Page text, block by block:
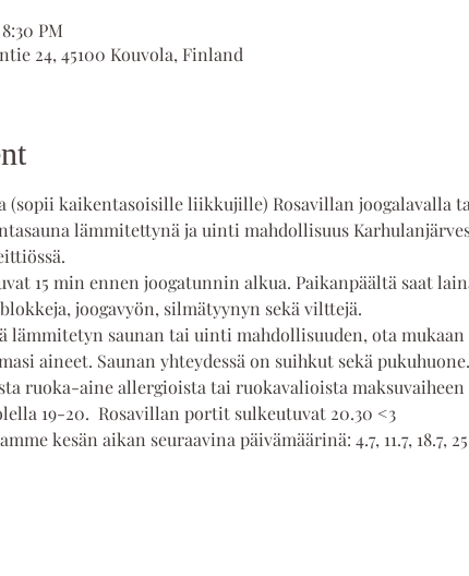
PM
24, 45100 Kouvola, Finland
(sopii kaikentasoisille liikkujille) Rosavillan joogalavalla
lämmitettynä ja uinti mahdollisuus
15 min ennen joogatunnin alkua. Paikanpäältä saat
joogavyön, silmätyynyn sekä vilttejä.
lämmitetyn saunan tai uinti mahdollisuuden, ota mukaan
aineet. Saunan yhteydessä on suihkut sekä pukuhuone.
ruoka-aine allergioista tai ruokavalioista
19-20.  Rosavillan portit sulkeutuvat 20.30 <3
kesän aikan seuraavina päivämäärinä: 4.7, 11.7, 18.7,